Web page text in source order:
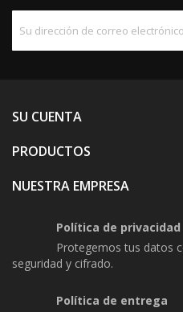
SU CUENTA
PRODUCTOS
NUESTRA EMPRESA
Política de privacidad
Protegemos tus datos
seguridad y cifrado.
Política de entrega